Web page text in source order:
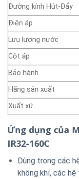
Đường kính Hút-Đẩy
Điện áp
Lưu lượng nước
Cột áp
Bảo hành
Hãng sản xuất
Xuất xứ
Ứng dụng của
IR32-160C
Dùng trong các
không khí, các